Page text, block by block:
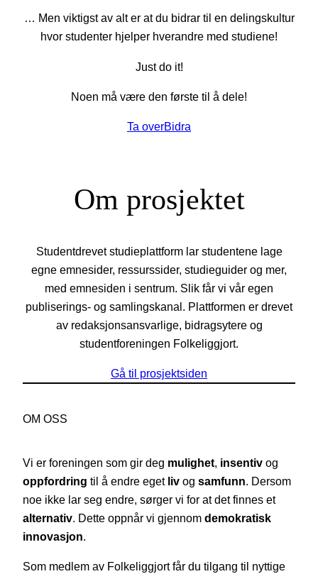
… Men viktigst av alt er at du bidrar til en delingskultur
hvor studenter hjelper hverandre med studiene!
Just do it!
Noen må være den første til å dele!
Ta overBidra
Om prosjektet
Studentdrevet studieplattform lar studentene lage
egne emnesider, ressurssider, studieguider og mer,
med emnesiden i sentrum. Slik får vi vår egen
publiserings- og samlingskanal. Plattformen er drevet
av redaksjonsansvarlige, bidragsytere og
studentforeningen Folkeliggjort.
Gå til prosjektsiden
OM OSS
Vi er foreningen som gir deg mulighet, insentiv og
oppfordring til å endre eget liv og samfunn. Dersom
noe ikke lar seg endre, sørger vi for at det finnes et
alternativ. Dette oppnår vi gjennom demokratisk
innovasjon.
Som medlem av Folkeliggjort får du tilgang til nyttige